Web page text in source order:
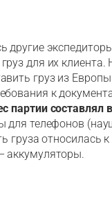
другие
для их
груз из
к
партии составлял
для телефонов
груза относилась к
аккумуляторы.